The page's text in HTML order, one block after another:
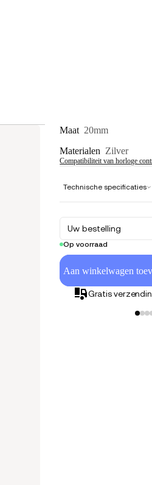
Maat 20mm
Materialen Zilver
Compatibiliteit van horloge
Technische specificaties
Uw bestelling
Op voorraad
Aan winkelwagen
Gratis